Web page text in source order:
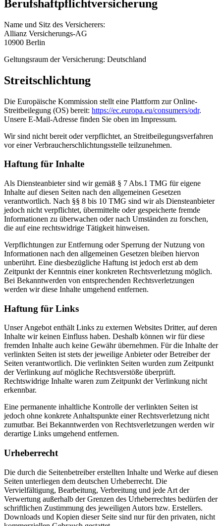
Berufshaftpflichtversicherung
Name und Sitz des Versicherers:
Allianz Versicherungs-AG
10900 Berlin
Geltungsraum der Versicherung: Deutschland
Streitschlichtung
Die Europäische Kommission stellt eine Plattform zur Online-
Streitbeilegung (OS) bereit: https://ec.europa.eu/consumers/odr.
Unsere E-Mail-Adresse finden Sie oben im Impressum.
Wir sind nicht bereit oder verpflichtet, an Streitbeilegungsverfahren
vor einer Verbraucherschlichtungsstelle teilzunehmen.
Haftung für Inhalte
Als Diensteanbieter sind wir gemäß § 7 Abs.1 TMG für eigene
Inhalte auf diesen Seiten nach den allgemeinen Gesetzen
verantwortlich. Nach §§ 8 bis 10 TMG sind wir als Diensteanbieter
jedoch nicht verpflichtet, übermittelte oder gespeicherte fremde
Informationen zu überwachen oder nach Umständen zu forschen,
die auf eine rechtswidrige Tätigkeit hinweisen.
Verpflichtungen zur Entfernung oder Sperrung der Nutzung von
Informationen nach den allgemeinen Gesetzen bleiben hiervon
unberührt. Eine diesbezügliche Haftung ist jedoch erst ab dem
Zeitpunkt der Kenntnis einer konkreten Rechtsverletzung möglich.
Bei Bekanntwerden von entsprechenden Rechtsverletzungen
werden wir diese Inhalte umgehend entfernen.
Haftung für Links
Unser Angebot enthält Links zu externen Websites Dritter, auf deren
Inhalte wir keinen Einfluss haben. Deshalb können wir für diese
fremden Inhalte auch keine Gewähr übernehmen. Für die Inhalte der
verlinkten Seiten ist stets der jeweilige Anbieter oder Betreiber der
Seiten verantwortlich. Die verlinkten Seiten wurden zum Zeitpunkt
der Verlinkung auf mögliche Rechtsverstöße überprüft.
Rechtswidrige Inhalte waren zum Zeitpunkt der Verlinkung nicht
erkennbar.
Eine permanente inhaltliche Kontrolle der verlinkten Seiten ist
jedoch ohne konkrete Anhaltspunkte einer Rechtsverletzung nicht
zumutbar. Bei Bekanntwerden von Rechtsverletzungen werden wir
derartige Links umgehend entfernen.
Urheberrecht
Die durch die Seitenbetreiber erstellten Inhalte und Werke auf diesen
Seiten unterliegen dem deutschen Urheberrecht. Die
Vervielfältigung, Bearbeitung, Verbreitung und jede Art der
Verwertung außerhalb der Grenzen des Urheberrechtes bedürfen der
schriftlichen Zustimmung des jeweiligen Autors bzw. Erstellers.
Downloads und Kopien dieser Seite sind nur für den privaten, nicht